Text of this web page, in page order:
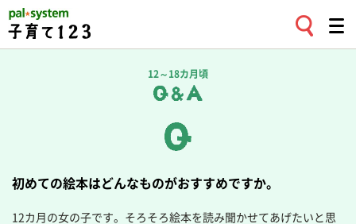
12～18カ月頃
初めての絵本はどんなものがおすすめですか。
12カ月の女の子です。そろそろ絵本を読み聞かせてあげたいと思